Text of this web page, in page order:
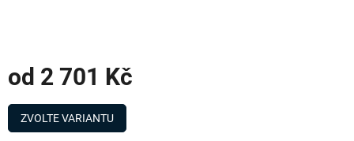
od 2 701 Kč
Měrná
cena:
ZVOLTE VARIANTU